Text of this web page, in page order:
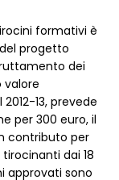
formativi è
progetto
dei
valore
13, prevede
per 300 euro, il
contributo per
dai 18
approvati sono